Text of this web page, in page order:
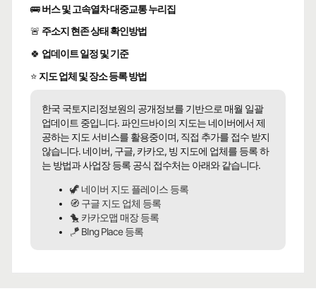
🚌버스 및 고속열차 대중교통 누리집
🚨 주소지 현존 상태 확인방법
🍀 업데이트 일정 및 기준
⭐ 지도 업체 및 장소 등록 방법
한국 국토지리정보원의 공개정보를 기반으로 매월 일괄
업데이트 중입니다. 파인드바이의 지도는 네이버에서 제
공하는 지도 서비스를 활용중이며, 직접 추가를 접수 받지
않습니다. 네이버, 구글, 카카오, 빙 지도에 업체를 등록 하
는 방법과 사업장 등록 공식 접수처는 아래와 같습니다.
🦖 네이버 지도 플레이스 등록
🧭 구글 지도 업체 등록
🐤 카카오맵 매장 등록
🪁 BIng Place 등록